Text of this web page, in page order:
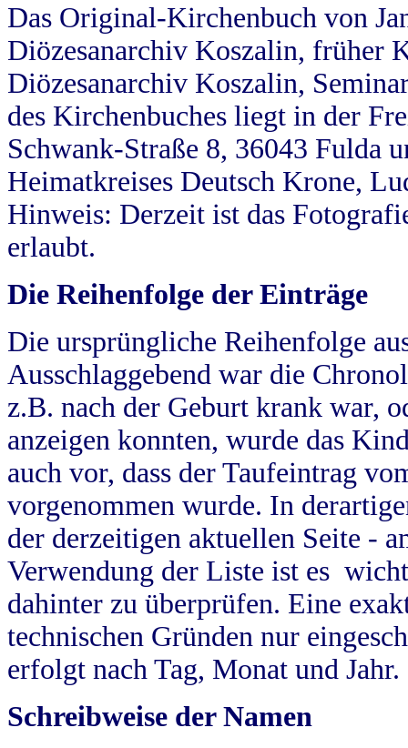
Das Original-Kirchenbuch von
Diözesanarchiv Koszalin, früher
Diözesanarchiv Koszalin,
des Kirchenbuches liegt in der
Schwank-Straße 8, 36043 Fulda
Heimatkreises Deutsch Krone,
Hinweis: Derzeit ist das
erlaubt.
Die Reihenfolge der Einträge
Die ursprüngliche Reihenfolge
Ausschlaggebend war die
z.B. nach der Geburt krank war,
anzeigen konnten, wurde das
auch vor, dass der Taufeintrag
vorgenommen wurde. In
der derzeitigen aktuellen Seite -
Verwendung der Liste ist es
dahinter zu überprüfen. Eine
technischen Gründen nur
erfolgt nach Tag, Monat und Jahr.
Schreibweise der Namen